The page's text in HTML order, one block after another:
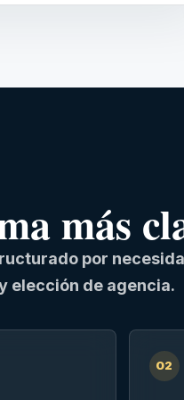
más
por
elección de agencia.
02